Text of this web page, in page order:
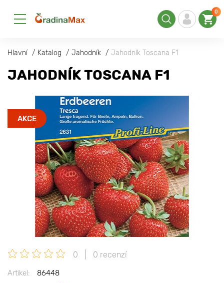
0
Hlavní Katalog Jahodník Jahodník Toscana F1
JAHODNÍK TOSCANA F1
AKCE
0 0 recenzí
Artikel:
86448